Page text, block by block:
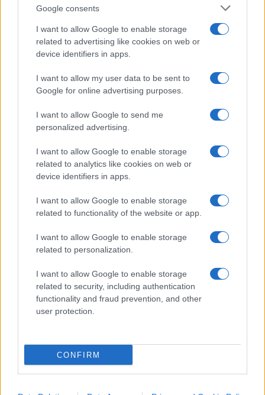
Google consents
I want to allow Google to enable storage
related to advertising like cookies on web or
device identifiers in apps.
I want to allow my user data to be sent to
Google for online advertising purposes.
I want to allow Google to send me
personalized advertising.
I want to allow Google to enable storage
related to analytics like cookies on web or
device identifiers in apps.
I want to allow Google to enable storage
related to functionality of the website or app.
I want to allow Google to enable storage
related to personalization.
I want to allow Google to enable storage
related to security, including authentication
functionality and fraud prevention, and other
user protection.
CONFIRM
disposizione dall’Iss sono inadatti a descrivere un
fenomeno che dovrebbe essere univoco e non
delle classi di età e quindi i relativi “pesi”, a
seconda di quale popolazione si prenda a
riferimento. Ricordiamo che nei rapporti delle
incidenze calcolati se cambia il denominatore (la
popolazione) cambia il risultato.
Quindi riprendendo le affermazioni fatte dall’ ISS
Il tasso di ospedalizzazione
per età per i non vaccinati risulta circadieci